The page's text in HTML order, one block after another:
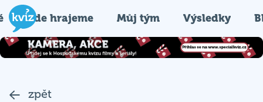
Kde hrajeme Můj tým Výsledky
zpět